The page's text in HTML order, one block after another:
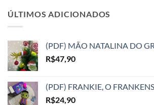
ÚLTIMOS ADICIONADOS
(PDF) MÃO NATALINA DO
R$47,90
(PDF) FRANKIE, O
R$24,90